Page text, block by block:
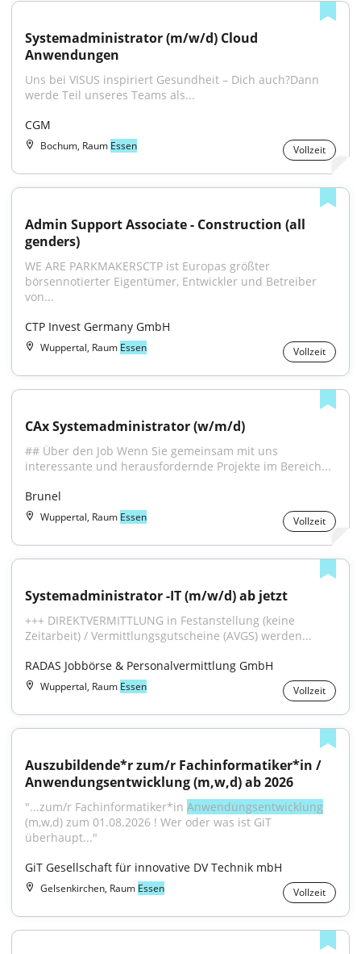
Systemadministrator (m/w/d) Cloud
Anwendungen
Uns bei VISUS inspiriert Gesundheit – Dich auch?Dann
werde Teil unseres Teams als...
CGM
Bochum, Raum Essen Vollzeit
Admin Support Associate - Construction (all
genders)
WE ARE PARKMAKERSCTP ist Europas größter
börsennotierter Eigentümer, Entwickler und Betreiber
von...
CTP Invest Germany GmbH
Wuppertal, Raum Essen Vollzeit
CAx Systemadministrator (w/m/d)
## Über den Job Wenn Sie gemeinsam mit uns
interessante und herausfordernde Projekte im Bereich...
Brunel
Wuppertal, Raum Essen Vollzeit
Systemadministrator -IT (m/w/d) ab jetzt
+++ DIREKTVERMITTLUNG in Festanstellung (keine
Zeitarbeit) / Vermittlungsgutscheine (AVGS) werden...
RADAS Jobbörse & Personalvermittlung GmbH
Wuppertal, Raum Essen Vollzeit
Auszubildende*r zum/r Fachinformatiker*in /
Anwendungsentwicklung (m,w,d) ab 2026
"...zum/r Fachinformatiker*in Anwendungsentwicklung
(m,w,d) zum 01.08.2026 ! Wer oder was ist GiT
überhaupt..."
GiT Gesellschaft für innovative DV Technik mbH
Gelsenkirchen, Raum Essen Vollzeit